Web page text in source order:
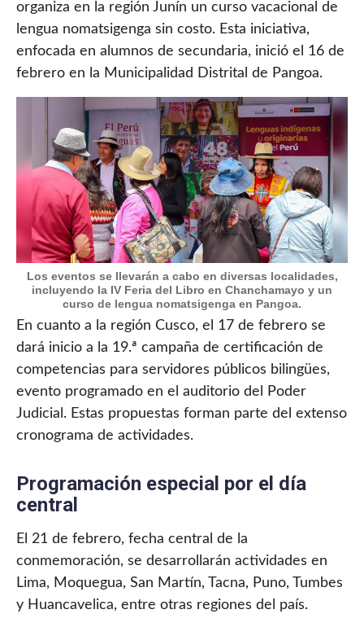
organiza en la región Junín un curso vacacional de
lengua nomatsigenga sin costo. Esta iniciativa,
enfocada en alumnos de secundaria, inició el 16 de
febrero en la Municipalidad Distrital de Pangoa.
Los eventos se llevarán a cabo en diversas localidades,
incluyendo la IV Feria del Libro en Chanchamayo y un
curso de lengua nomatsigenga en Pangoa.
En cuanto a la región Cusco, el 17 de febrero se
dará inicio a la 19.ª campaña de certificación de
competencias para servidores públicos bilingües,
evento programado en el auditorio del Poder
Judicial. Estas propuestas forman parte del extenso
cronograma de actividades.
Programación especial por el día
central
El 21 de febrero, fecha central de la
conmemoración, se desarrollarán actividades en
Lima, Moquegua, San Martín, Tacna, Puno, Tumbes
y Huancavelica, entre otras regiones del país.